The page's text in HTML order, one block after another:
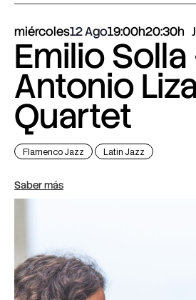
miércoles12 Ago19:00h20:30h
Emilio Solla
Antonio
Quartet
Flamenco Jazz Latin Jazz
Saber más